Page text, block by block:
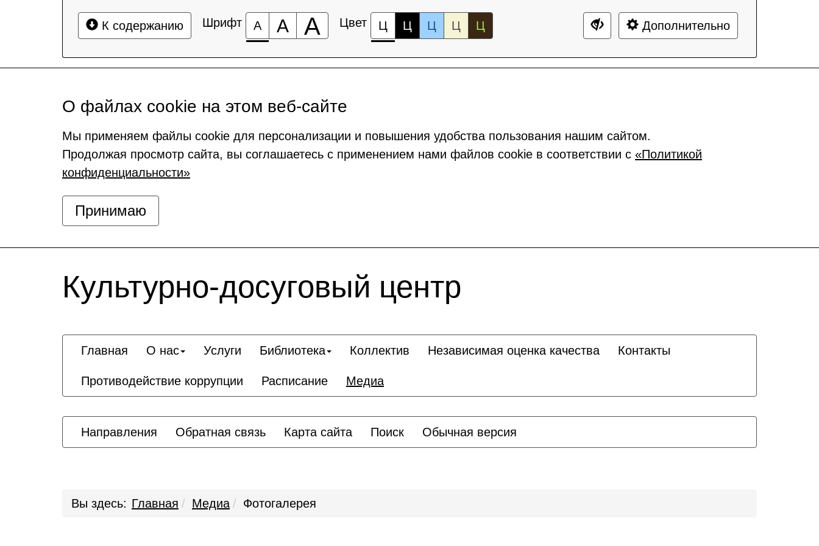
К содержанию Шрифт А А А Цвет Ц Ц Ц Ц Ц Дополнительно
О файлах cookie на этом веб-сайте
Мы применяем файлы cookie для персонализации и повышения удобства пользования нашим сайтом.
Продолжая просмотр сайта, вы соглашаетесь с применением нами файлов cookie в соответствии с «Политикой
конфиденциальности»
Принимаю
Культурно-досуговый центр
Главная О нас Услуги Библиотека Коллектив Независимая оценка качества Контакты
Противодействие коррупции Расписание Медиа
Направления Обратная связь Карта сайта Поиск Обычная версия
Вы здесь: Главная Медиа Фотогалерея